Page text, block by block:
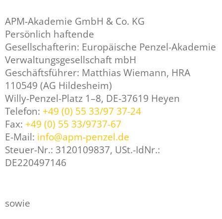
APM-Akademie GmbH & Co. KG
Persönlich haftende
Gesellschafterin: Europäische Penzel-Akademie
Verwaltungsgesellschaft mbH
Geschäftsführer: Matthias Wiemann, HRA
110549 (AG Hildesheim)
Willy-Penzel-Platz 1–8, DE-37619 Heyen
Telefon: +49 (0) 55 33/97 37-24
Fax: +49 (0) 55 33/9737-67
E-Mail: info@apm-penzel.de
Steuer-Nr.: 3120109837, USt.-IdNr.:
DE220497146
sowie